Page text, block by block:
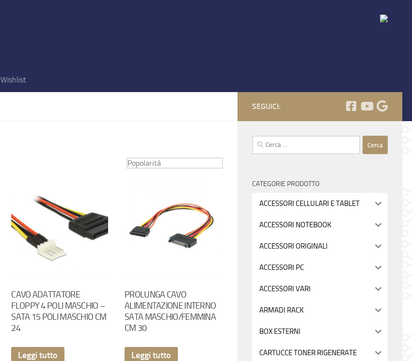
Wishlist
CAVO ADATTATORE
FLOPPY 4 POLI MASCHIO –
SATA 15 POLI MASCHIO CM
24
Leggi tutto
PROLUNGA CAVO
ALIMENTAZIONE INTERNO
SATA MASCHIO/FEMMINA
CM 30
Leggi tutto
SEGUICI:
Ricerca
per:
CATEGORIE PRODOTTO
ACCESSORI CELLULARI E TABLET
ACCESSORI NOTEBOOK
ACCESSORI ORIGINALI
ACCESSORI PC
ACCESSORI VARI
ARMADI RACK
BOX ESTERNI
CARTUCCE TONER RIGENERATE